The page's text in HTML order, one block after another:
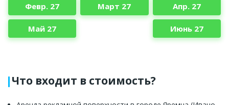
Февр. 27 Март 27 Апр. 27
Май 27 Июнь 27
Что входит в стоимость?